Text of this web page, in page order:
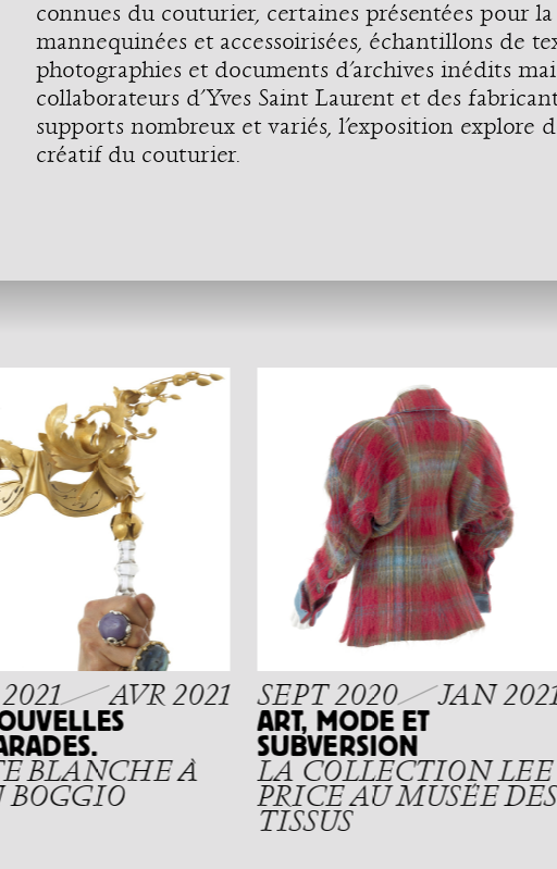
connues du couturier, certaines présentées pour
mannequinées et accessoirisées, échantillons de
photographies et documents d’archives inédits
collaborateurs d’Yves Saint Laurent et des
supports nombreux et variés, l’exposition explore
créatif du couturier.
AVR 2021
BLANCHE À
BOGGIO
SEPT 2020 JAN
ART, MODE ET
SUBVERSION
LA COLLECTION LEE
PRICE AU MUSÉE DES
TISSUS